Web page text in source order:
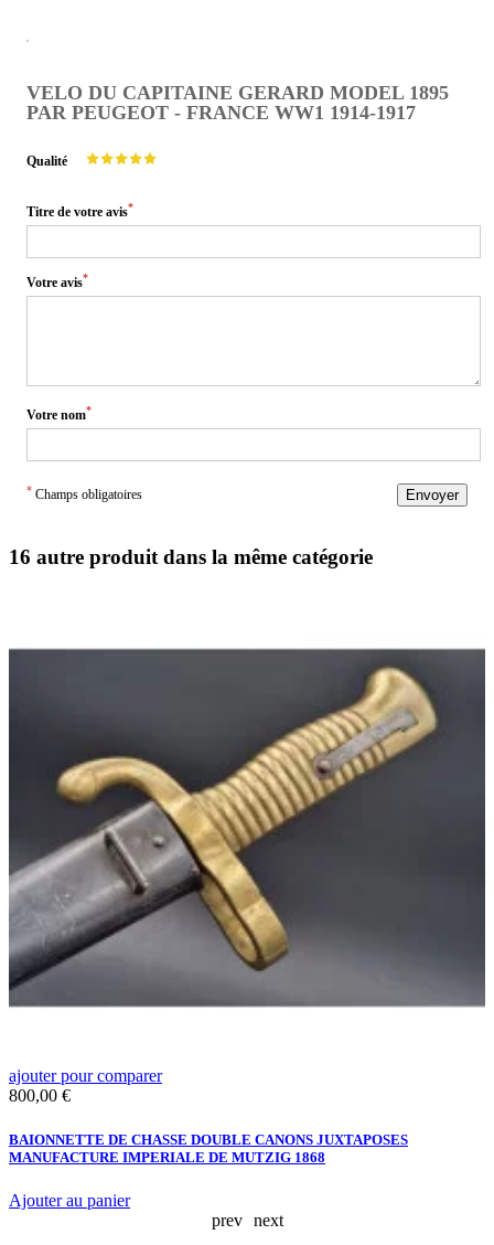
VELO DU CAPITAINE GERARD MODEL 1895
PAR PEUGEOT - FRANCE WW1 1914-1917
Qualité
Titre de votre avis*
Votre avis*
Votre nom*
* Champs obligatoires Envoyer
16 autre produit dans la même catégorie
ajouter pour comparer
Prix
800,00 €
BAIONNETTE DE CHASSE DOUBLE CANONS JUXTAPOSES
MANUFACTURE IMPERIALE DE MUTZIG 1868
Ajouter au panier
prev
next